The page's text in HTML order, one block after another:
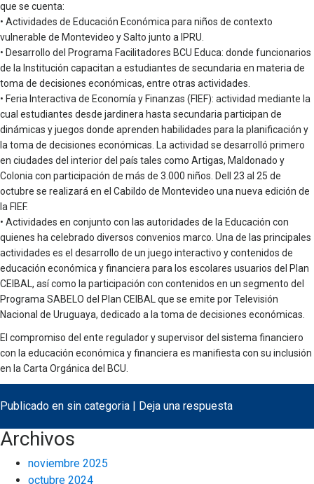
que se cuenta:
• Actividades de Educación Económica para niños de contexto
vulnerable de Montevideo y Salto junto a IPRU.
• Desarrollo del Programa Facilitadores BCU Educa: donde funcionarios
de la Institución capacitan a estudiantes de secundaria en materia de
toma de decisiones económicas, entre otras actividades.
• Feria Interactiva de Economía y Finanzas (FIEF): actividad mediante la
cual estudiantes desde jardinera hasta secundaria participan de
dinámicas y juegos donde aprenden habilidades para la planificación y
la toma de decisiones económicas. La actividad se desarrolló primero
en ciudades del interior del país tales como Artigas, Maldonado y
Colonia con participación de más de 3.000 niños. Dell 23 al 25 de
octubre se realizará en el Cabildo de Montevideo una nueva edición de
la FIEF.
• Actividades en conjunto con las autoridades de la Educación con
quienes ha celebrado diversos convenios marco. Una de las principales
actividades es el desarrollo de un juego interactivo y contenidos de
educación económica y financiera para los escolares usuarios del Plan
CEIBAL, así como la participación con contenidos en un segmento del
Programa SABELO del Plan CEIBAL que se emite por Televisión
Nacional de Uruguaya, dedicado a la toma de decisiones económicas.
El compromiso del ente regulador y supervisor del sistema financiero
con la educación económica y financiera es manifiesta con su inclusión
en la Carta Orgánica del BCU.
Publicado en sin categoria | Deja una respuesta
Archivos
noviembre 2025
octubre 2024